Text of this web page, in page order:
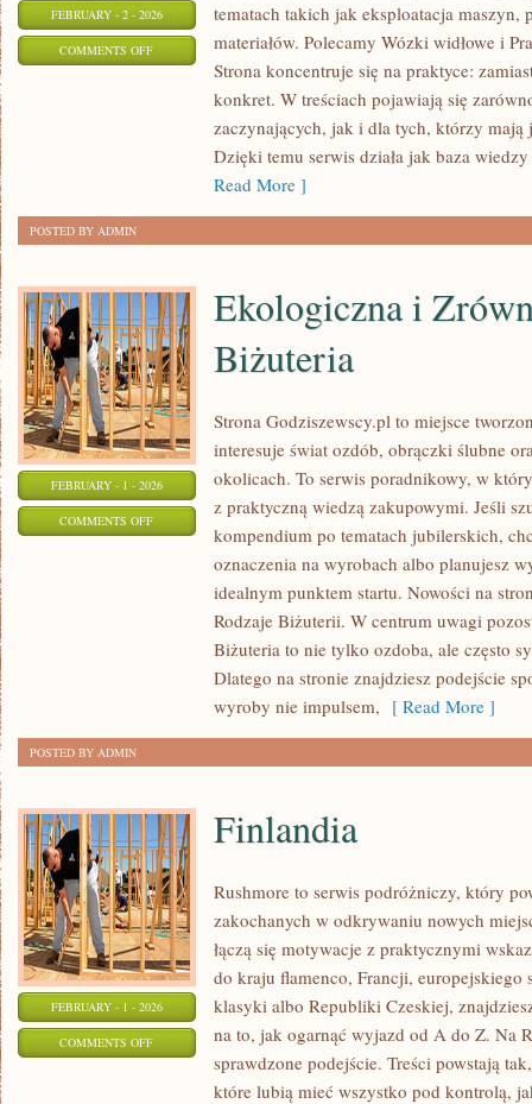
FEBRUARY - 2 - 2026
COMMENTS OFFON
tematach takich jak eksploatacja maszyn,
materiałów. Polecamy Wózki widłowe i
Strona koncentruje się na praktyce:
konkret. W treściach pojawiają się
zaczynających, jak i dla tych, którzy mają
Dzięki temu serwis działa jak baza
Read More ]
POSTED BY ADMIN
FEBRUARY - 1 - 2026
COMMENTS OFFON
Ekologiczna i
Biżuteria
Strona Godziszewscy.pl to miejsce
interesuje świat ozdób, obrączki ślubne
okolicach. To serwis poradnikowy, w
z praktyczną wiedzą zakupowymi. Jeśli
kompendium po tematach jubilerskich,
oznaczenia na wyrobach albo planujesz
idealnym punktem startu. Nowości na
Rodzaje Biżuterii. W centrum uwagi
Biżuteria to nie tylko ozdoba, ale często
Dlatego na stronie znajdziesz podejście
wyroby nie impulsem, [ Read More ]
POSTED BY ADMIN
FEBRUARY - 1 - 2026
COMMENTS OFFON
FINLANDIA
Finlandia
Rushmore to serwis podróżniczy, który
zakochanych w odkrywaniu nowych
łączą się motywacje z praktycznymi
do kraju flamenco, Francji, europejskiego
klasyki albo Republiki Czeskiej,
na to, jak ogarnąć wyjazd od A do Z. Na
sprawdzone podejście. Treści powstają
które lubią mieć wszystko pod kontrolą,